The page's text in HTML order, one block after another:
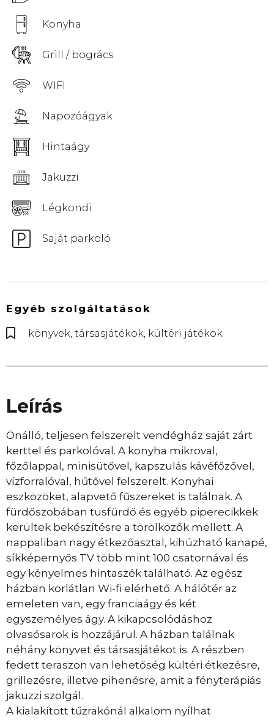
Konyha
Grill / bogrács
WIFI
Napozóágyak
Hintaágy
Jakuzzi
Légkondi
Saját parkoló
Egyéb szolgáltatások
könyvek, társasjátékok, kültéri játékok
Leírás
Önálló, teljesen felszerelt vendégház saját zárt
kerttel és parkolóval. A konyha mikroval,
főzőlappal, minisütővel, kapszulás kávéfőzővel,
vízforralóval, hűtővel felszerelt. Konyhai
eszközöket, alapvető fűszereket is találnak. A
fürdőszobában tusfürdő és egyéb piperecikkek
kerültek bekészítésre a törölközők mellett. A
nappaliban nagy étkezőasztal, kihúzható kanapé,
síkképernyős TV több mint 100 csatornával és
egy kényelmes hintaszék található. Az egész
házban korlátlan Wi-fi elérhető. A hálótér az
emeleten van, egy franciaágy és két
egyszemélyes ágy. A kikapcsolódáshoz
olvasósarok is hozzájárul. A házban találnak
néhány könyvet és társasjátékot is. A részben
fedett teraszon van lehetőség kültéri étkezésre,
grillezésre, illetve pihenésre, amit a fényterápiás
jakuzzi szolgál.
A kialakított tűzrakónál alkalom nyílhat